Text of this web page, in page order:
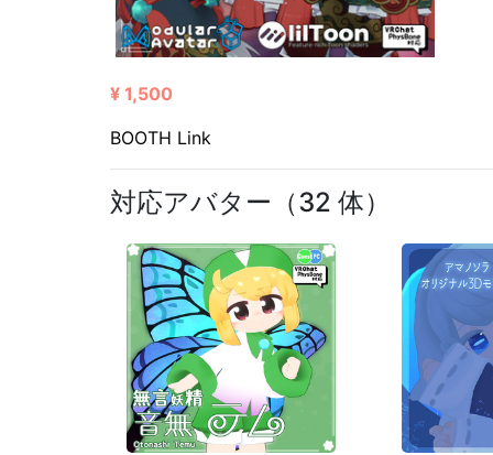
¥ 1,500
BOOTH Link
対応アバター（32 体）